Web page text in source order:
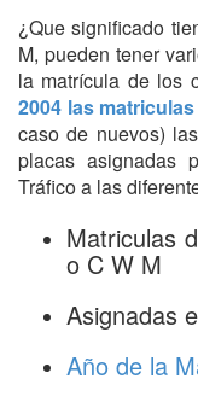
¿Que significado
M, pueden tener
la matrícula de los
2004 las matriculas
caso de nuevos)
placas asignadas
Tráfico a las
Matriculas
o C W M
Asignadas
Año de la